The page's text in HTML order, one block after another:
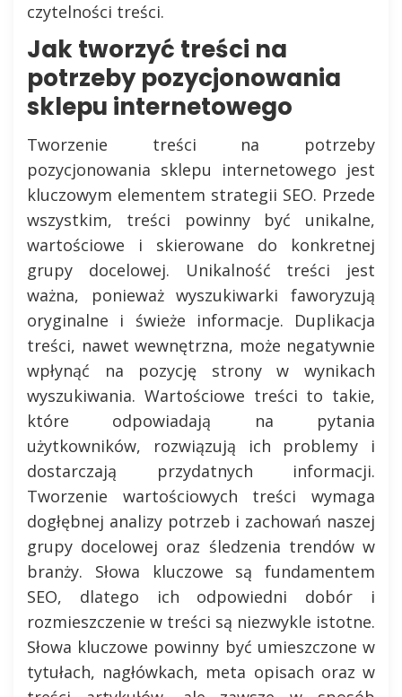
czytelności treści.
Jak tworzyć treści na
potrzeby pozycjonowania
sklepu internetowego
Tworzenie treści na potrzeby
pozycjonowania sklepu internetowego jest
kluczowym elementem strategii SEO. Przede
wszystkim, treści powinny być unikalne,
wartościowe i skierowane do konkretnej
grupy docelowej. Unikalność treści jest
ważna, ponieważ wyszukiwarki faworyzują
oryginalne i świeże informacje. Duplikacja
treści, nawet wewnętrzna, może negatywnie
wpłynąć na pozycję strony w wynikach
wyszukiwania. Wartościowe treści to takie,
które odpowiadają na pytania
użytkowników, rozwiązują ich problemy i
dostarczają przydatnych informacji.
Tworzenie wartościowych treści wymaga
dogłębnej analizy potrzeb i zachowań naszej
grupy docelowej oraz śledzenia trendów w
branży. Słowa kluczowe są fundamentem
SEO, dlatego ich odpowiedni dobór i
rozmieszczenie w treści są niezwykle istotne.
Słowa kluczowe powinny być umieszczone w
tytułach, nagłówkach, meta opisach oraz w